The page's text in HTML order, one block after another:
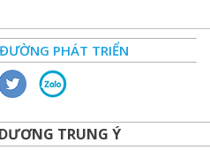
PHÁT TRIỂN
DƯƠNG TRUNG Ý